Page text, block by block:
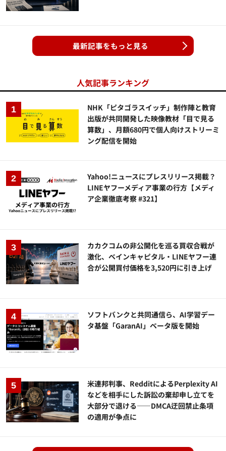
最新記事をもっと見る
人気記事ランキング
NHK「ピタゴラスイッチ」制作陣と教育
出版が共同開発した映像教材「目で見る
算数」、月額680円で個人向けストリーミ
ング配信を開始
Yahoo!ニュースにプレスリリース掲載？
LINEヤフーメディア事業の行方【メディ
ア企業徹底考察 #321】
カカクコムの非公開化を巡る買収合戦が
激化、ベインキャピタル・LINEヤフー連
合が公開買付価格を3,520円に引き上げ
ソフトバンクと共同通信ら、AI学習デー
タ基盤「GaranAI」ベータ版を開始
米連邦判事、RedditによるPerplexity AI
などを相手にした訴訟の棄却申し立てを
大部分で退ける——DMCA迂回禁止条項
の適用が争点に